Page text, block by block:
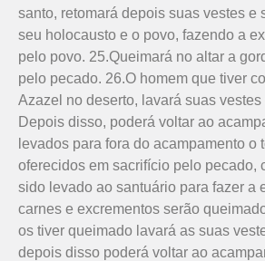
santo, retomará depois suas vestes e
seu holocausto e o povo, fazendo a
pelo povo. 25.Queimará no altar a
pelo pecado. 26.O homem que tiver
Azazel no deserto, lavará suas vestes
Depois disso, poderá voltar ao
levados para fora do acampamento o
oferecidos em sacrifício pelo pecado,
sido levado ao santuário para fazer a
carnes e excrementos serão
os tiver queimado lavará as suas
depois disso poderá voltar ao